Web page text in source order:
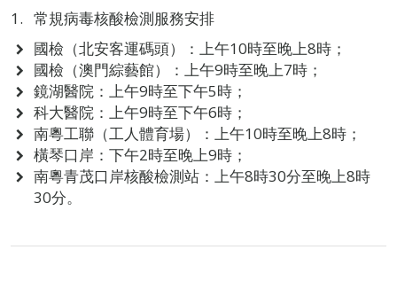
常規病毒核酸檢測服務安排
國檢（北安客運碼頭）：上午10時至晚上8時；
國檢（澳門綜藝館）：上午9時至晚上7時；
鏡湖醫院：上午9時至下午5時；
科大醫院：上午9時至下午6時；
南粵工聯（工人體育場）：上午10時至晚上8時；
橫琴口岸：下午2時至晚上9時；
南粵青茂口岸核酸檢測站：上午8時30分至晚上8時
30分。